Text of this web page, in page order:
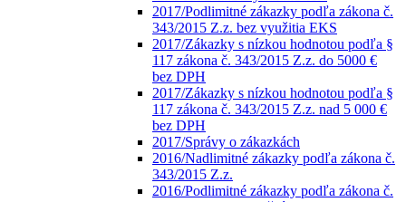
2017/Podlimitné zákazky podľa zákona č.
343/2015 Z.z. bez využitia EKS
2017/Zákazky s nízkou hodnotou podľa §
117 zákona č. 343/2015 Z.z. do 5000 €
bez DPH
2017/Zákazky s nízkou hodnotou podľa §
117 zákona č. 343/2015 Z.z. nad 5 000 €
bez DPH
2017/Správy o zákazkách
2016/Nadlimitné zákazky podľa zákona č.
343/2015 Z.z.
2016/Podlimitné zákazky podľa zákona č.